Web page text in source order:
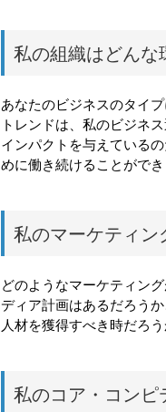
私の組織はどんな
あなたのビジネスのタイ
トレンドは、私のビジネ
インパクトを与えている
めに働き続けることができ
私のマーケティン
どのようなマーケティン
ディア計画はあるだろう
人材を獲得すべき時だろう
私のコア・コンピ